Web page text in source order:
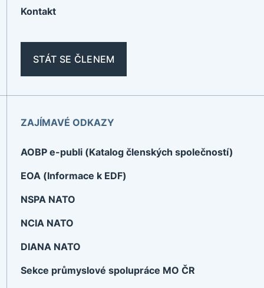
Kontakt
STÁT SE ČLENEM
ZAJÍMAVÉ ODKAZY
AOBP e-publi (Katalog členských společností)
EOA (Informace k EDF)
NSPA NATO
NCIA NATO
DIANA NATO
Sekce průmyslové spolupráce MO ČR